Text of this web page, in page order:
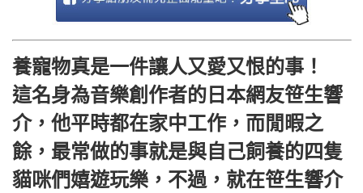
養寵物真是一件讓人又愛又恨的事！
這名身為音樂創作者的日本網友笹生響
介，他平時都在家中工作，而閒暇之
餘，最常做的事就是與自己飼養的四隻
貓咪們嬉遊玩樂，不過，就在笹生響介